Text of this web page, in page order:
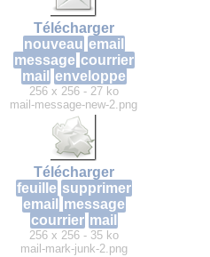
Télécharger
nouveau email
message courrier
mail enveloppe
256 x 256 - 27 ko
mail-message-new-2.png
Télécharger
feuille supprimer
email
message
courrier mail
256 x 256 - 35 ko
mail-mark-junk-2.png